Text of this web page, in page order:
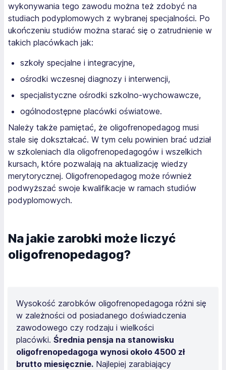
wykonywania tego zawodu można też zdobyć na
studiach podyplomowych z wybranej specjalności. Po
ukończeniu studiów można starać się o zatrudnienie w
takich placówkach jak:
szkoły specjalne i integracyjne,
ośrodki wczesnej diagnozy i interwencji,
specjalistyczne ośrodki szkolno-wychowawcze,
ogólnodostępne placówki oświatowe.
Należy także pamiętać, że oligofrenopedagog musi
stale się dokształcać. W tym celu powinien brać udział
w szkoleniach dla oligofrenopedagogów i wszelkich
kursach, które pozwalają na aktualizację wiedzy
merytorycznej. Oligofrenopedagog może również
podwyższać swoje kwalifikacje w ramach studiów
podyplomowych.
Na jakie zarobki może liczyć
oligofrenopedagog?
Wysokość zarobków oligofrenopedagoga różni się
w zależności od posiadanego doświadczenia
zawodowego czy rodzaju i wielkości
placówki. Średnia pensja na stanowisku
oligofrenopedagoga wynosi około 4500 zł
brutto miesięcznie. Najlepiej zarabiający